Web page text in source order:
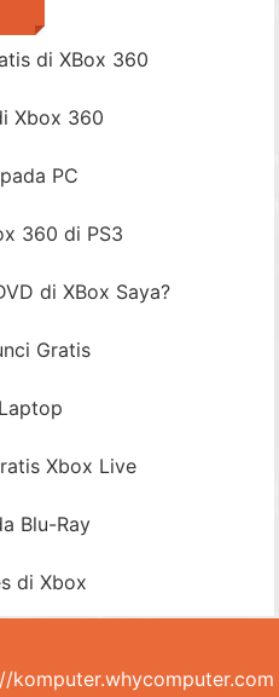
di XBox 360
Xbox 360
PC
360 di PS3
di XBox Saya?
Gratis
Xbox Live
Blu-Ray
di Xbox